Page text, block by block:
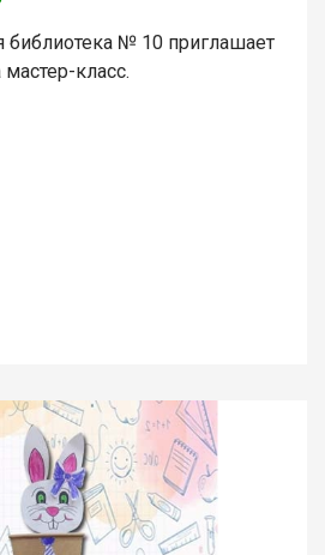
библиотека № 10 приглашает
класс.